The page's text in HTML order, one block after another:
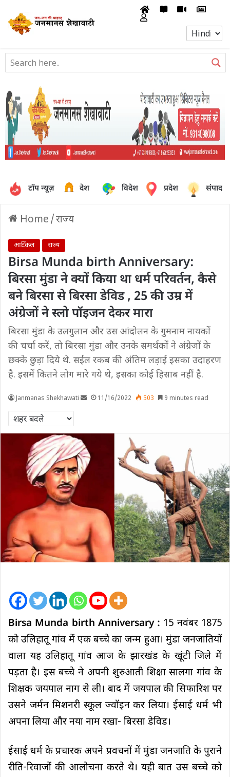
टॉप न्यूज़ देश विदेश प्रदेश
Home /राज्य
आर्टिकल राज्य
Birsa Munda birth Anniversary:
बिरसा मुंडा ने क्यों किया था धर्म परिवर्तन, कैसे
बने बिरसा से बिरसा डेविड , 25 की उम्र में
अंग्रेजों ने स्लो पॉइजन देकर मारा
बिरसा मुंडा के उलगुलान और उस आंदोलन के गुमनाम नायकों
की चर्चा करें, तो बिरसा मुंडा और उनके समर्थकों ने अंग्रेजों के
छक्के छुड़ा दिये थे. सईल रकब की अंतिम लड़ाई इसका उदाहरण
है. इसमें कितने लोग मारे गये थे, इसका कोई हिसाब नहीं है.
Janmanas Shekhawati 11/16/2022 503 9 minutes read
Birsa Munda birth Anniversary : 15 नवंबर 1875
को उलिहातू गांव में एक बच्चे का जन्म हुआ। मुंडा जनजातियों
वाला यह उलिहातू गांव आज के झारखंड के खूंटी जिले में
पड़ता है। इस बच्चे ने अपनी शुरुआती शिक्षा सालगा गांव के
शिक्षक जयपाल नाग से ली। बाद में जयपाल की सिफारिश पर
उसने जर्मन मिशनरी स्कूल ज्वॉइन कर लिया। ईसाई धर्म भी
अपना लिया और नया नाम रखा- बिरसा डेविड।
ईसाई धर्म के प्रचारक अपने प्रवचनों में मुंडा जनजाति के पुराने
रीति-रिवाजों की आलोचना करते थे। यही बात उस बच्चे को